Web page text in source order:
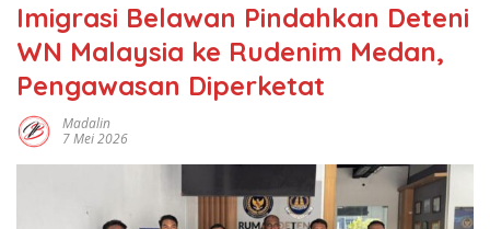
Imigrasi Belawan Pindahkan Deteni
WN Malaysia ke Rudenim Medan,
Pengawasan Diperketat
Madalin
7 Mei 2026